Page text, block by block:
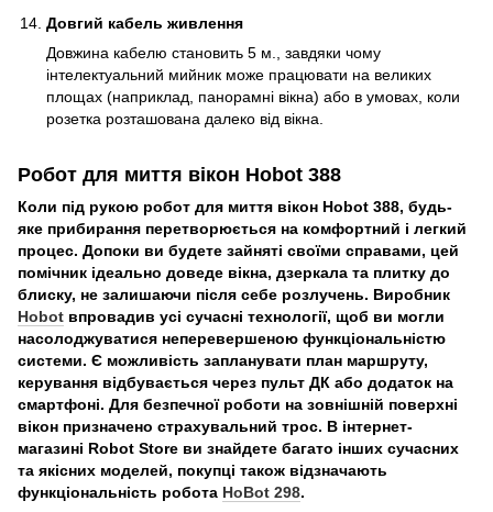
Довгий кабель живлення
Довжина кабелю становить 5 м., завдяки чому
інтелектуальний мийник може працювати на великих
площах (наприклад, панорамні вікна) або в умовах, коли
розетка розташована далеко від вікна.
Робот для миття вікон Hobot 388
Коли під рукою робот для миття вікон Hobot 388, будь-
яке прибирання перетворюється на комфортний і легкий
процес. Допоки ви будете зайняті своїми справами, цей
помічник ідеально доведе вікна, дзеркала та плитку до
блиску, не залишаючи після себе розлучень. Виробник
Hobot впровадив усі сучасні технології, щоб ви могли
насолоджуватися неперевершеною функціональністю
системи. Є можливість запланувати план маршруту,
керування відбувається через пульт ДК або додаток на
смартфоні. Для безпечної роботи на зовнішній поверхні
вікон призначено страхувальний трос. В інтернет-
магазині Robot Store ви знайдете багато інших сучасних
та якісних моделей, покупці також відзначають
функціональність робота HoBot 298.